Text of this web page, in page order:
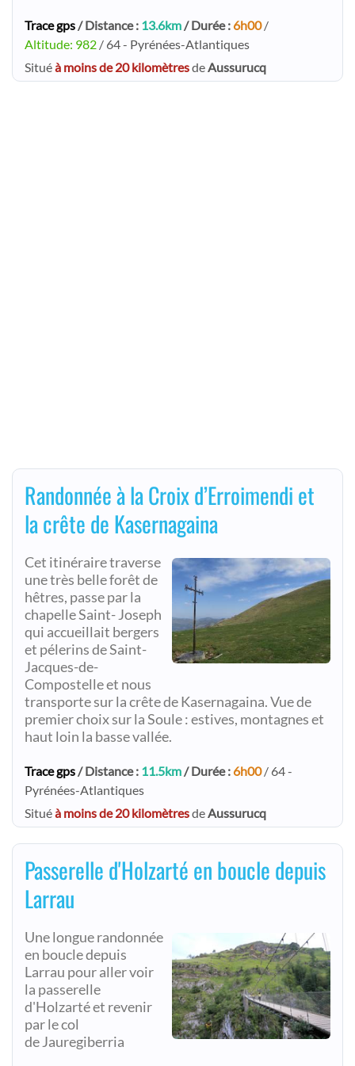
Trace gps/ Distance : 13.6km/ Durée : 6h00/
Altitude: 982 / 64 - Pyrénées-Atlantiques
Situéà moins de 20 kilomètresdeAussurucq
Randonnée à la Croix d’Erroimendi et
la crête de Kasernagaina
Cet itinéraire traverse
une très belle forêt de
hêtres, passe par la
chapelle Saint- Joseph
qui accueillait bergers
et pélerins de Saint-
Jacques-de-
Compostelle et nous
transporte sur la crête de Kasernagaina. Vue de
premier choix sur la Soule : estives, montagnes et
haut loin la basse vallée.
Trace gps/ Distance : 11.5km/ Durée : 6h00/ 64 -
Pyrénées-Atlantiques
Situéà moins de 20 kilomètresdeAussurucq
Passerelle d'Holzarté en boucle depuis
Larrau
Une longue randonnée
en boucle depuis
Larrau pour aller voir
la passerelle
d'Holzarté et revenir
par le col
de Jauregiberria